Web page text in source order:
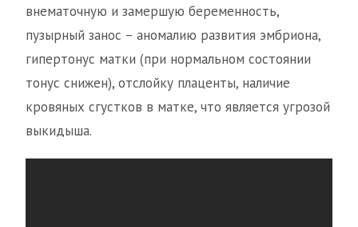
внематочную и замершую беременность,
пузырный занос – аномалию развития эмбриона,
гипертонус матки (при нормальном состоянии
тонус снижен), отслойку плаценты, наличие
кровяных сгустков в матке, что является угрозой
выкидыша.